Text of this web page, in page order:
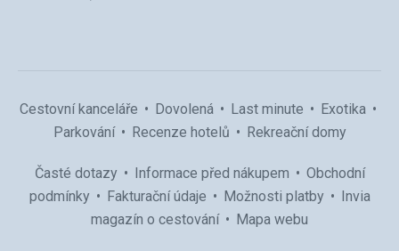
Cestovní kanceláře Dovolená Last minute
Exotika
Parkování
Recenze hotelů Rekreační domy
Časté dotazy Informace před nákupem
Obchodní
podmínky
Fakturační údaje Možnosti platby
Invia
magazín o cestování
Mapa webu